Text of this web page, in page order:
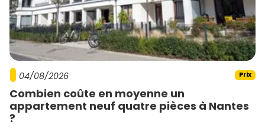
04/08/2026 Prix
Combien coûte en moyenne un
appartement neuf quatre pièces à Nantes
?